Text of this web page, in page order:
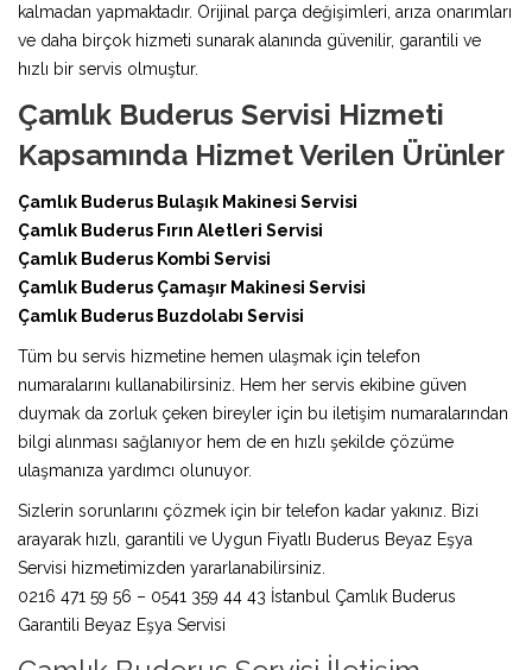
kalmadan yapmaktadır. Orijinal parça değişimleri, arıza onarımları
ve daha birçok hizmeti sunarak alanında güvenilir, garantili ve
hızlı bir servis olmuştur.
Çamlık Buderus Servisi Hizmeti
Kapsamında Hizmet Verilen Ürünler
Çamlık Buderus Bulaşık Makinesi Servisi
Çamlık Buderus Fırın Aletleri Servisi
Çamlık Buderus Kombi Servisi
Çamlık Buderus Çamaşır Makinesi Servisi
Çamlık Buderus Buzdolabı Servisi
Tüm bu servis hizmetine hemen ulaşmak için telefon
numaralarını kullanabilirsiniz. Hem her servis ekibine güven
duymak da zorluk çeken bireyler için bu iletişim numaralarından
bilgi alınması sağlanıyor hem de en hızlı şekilde çözüme
ulaşmanıza yardımcı olunuyor.
Sizlerin sorunlarını çözmek için bir telefon kadar yakınız. Bizi
arayarak hızlı, garantili ve Uygun Fiyatlı Buderus Beyaz Eşya
Servisi hizmetimizden yararlanabilirsiniz.
0216 471 59 56 – 0541 359 44 43 İstanbul Çamlık Buderus
Garantili Beyaz Eşya Servisi